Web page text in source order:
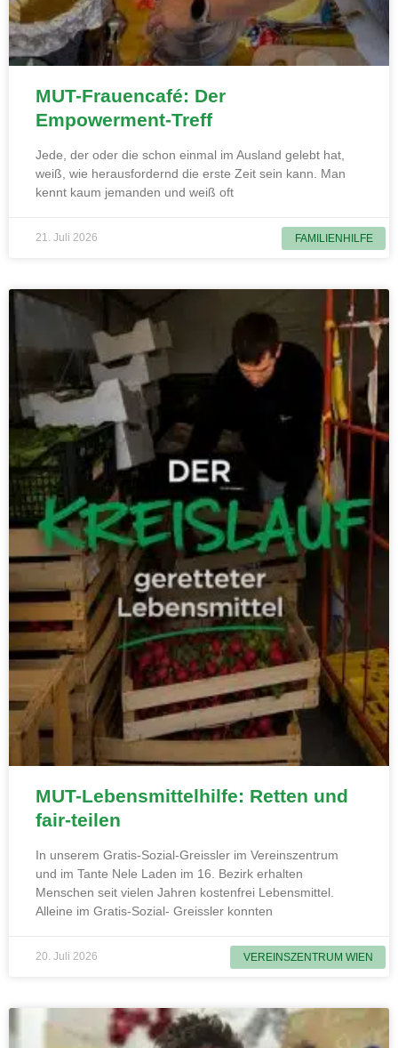
FAMILIENHILFE
MUT-Frauencafé: Der
Empowerment-Treff
Jede, der oder die schon einmal im Ausland gelebt hat,
weiß, wie herausfordernd die erste Zeit sein kann. Man
kennt kaum jemanden und weiß oft
21. Juli 2026
VEREINSZENTRUM WIEN
MUT-Lebensmittelhilfe: Retten und
fair-teilen
In unserem Gratis-Sozial-Greissler im Vereinszentrum
und im Tante Nele Laden im 16. Bezirk erhalten
Menschen seit vielen Jahren kostenfrei Lebensmittel.
Alleine im Gratis-Sozial- Greissler konnten
20. Juli 2026